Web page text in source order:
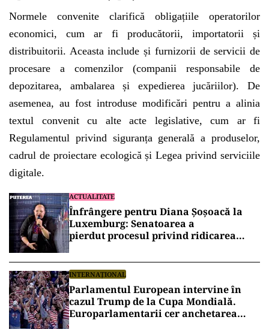
Normele convenite clarifică obligațiile operatorilor
economici, cum ar fi producătorii, importatorii și
distribuitorii. Aceasta include și furnizorii de servicii de
procesare a comenzilor (companii responsabile de
depozitarea, ambalarea și expedierea jucăriilor). De
asemenea, au fost introduse modificări pentru a alinia
textul convenit cu alte acte legislative, cum ar fi
Regulamentul privind siguranța generală a produselor,
cadrul de proiectare ecologică și Legea privind serviciile
digitale.
ACTUALITATE
Înfrângere pentru Diana Șoșoacă la
Luxemburg: Senatoarea a
pierdut procesul privind ridicarea
INTERNAȚIONAL
Parlamentul European intervine în
cazul Trump de la Cupa Mondială.
Europarlamentarii cer anchetarea